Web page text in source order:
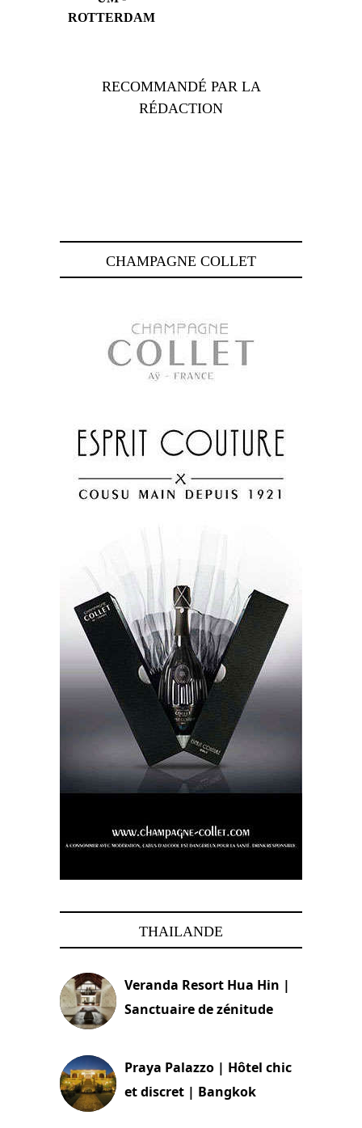
ROTTERDAM
RECOMMANDÉ PAR LA
RÉDACTION
CHAMPAGNE COLLET
THAILANDE
Veranda Resort Hua Hin |
Sanctuaire de zénitude
Praya Palazzo | Hôtel chic
et discret | Bangkok